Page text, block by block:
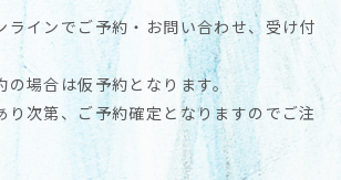
ラインでご予約・お問い合わせ、受け付
の場合は仮予約となります。
り次第、ご予約確定となりますのでご注